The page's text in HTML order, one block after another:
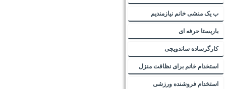
ب یک منشی خانم نیازمندیم
باریستا حرفه ای
کارگرساده ساندویچی
استخدام خانم برای نظافت منزل
استخدام فروشنده ورزشی